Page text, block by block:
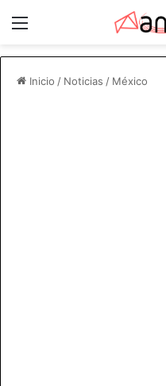
Menú
Inicio / Noticias / México